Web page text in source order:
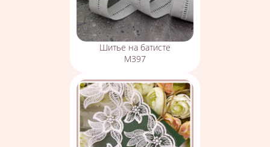
Шитье на батисте
М397